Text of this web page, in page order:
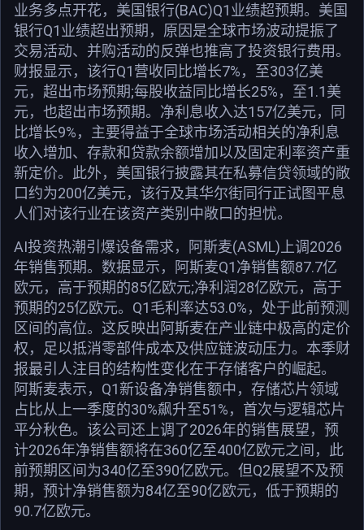
业务多点开花，美国银行(BAC)Q1业绩超预期。美国
银行Q1业绩超出预期，原因是全球市场波动提振了
交易活动、并购活动的反弹也推高了投资银行费用。
财报显示，该行Q1营收同比增长7%，至303亿美
元，超出市场预期;每股收益同比增长25%，至1.1美
元，也超出市场预期。净利息收入达157亿美元，同
比增长9%，主要得益于全球市场活动相关的净利息
收入增加、存款和贷款余额增加以及固定利率资产重
新定价。此外，美国银行披露其在私募信贷领域的敞
口约为200亿美元，该行及其华尔街同行正试图平息
人们对该行业在该资产类别中敞口的担忧。
AI投资热潮引爆设备需求，阿斯麦(ASML)上调2026
年销售预期。数据显示，阿斯麦Q1净销售额87.7亿
欧元，高于预期的85亿欧元;净利润28亿欧元，高于
预期的25亿欧元。Q1毛利率达53.0%，处于此前预测
区间的高位。这反映出阿斯麦在产业链中极高的定价
权，足以抵消零部件成本及供应链波动压力。本季财
报最引人注目的结构性变化在于存储客户的崛起。
阿斯麦表示，Q1新设备净销售额中，存储芯片领域
占比从上一季度的30%飙升至51%，首次与逻辑芯片
平分秋色。该公司还上调了2026年的销售展望，预
计2026年净销售额将在360亿至400亿欧元之间，此
前预期区间为340亿至390亿欧元。但Q2展望不及预
期，预计净销售额为84亿至90亿欧元，低于预期的
90.7亿欧元。